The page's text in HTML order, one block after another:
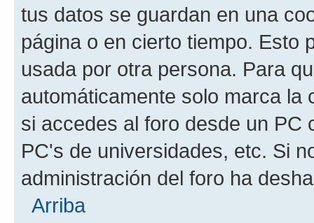
tus datos se guardan en una
página o en cierto tiempo. Esto
usada por otra persona. Para
automáticamente solo marca la
si accedes al foro desde un PC
PC's de universidades, etc. Si
administración del foro ha
Arriba